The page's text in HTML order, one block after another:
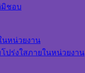
นหน่วยงาน
ปร่งใสภายในหน่วยงาน
มิชอบ